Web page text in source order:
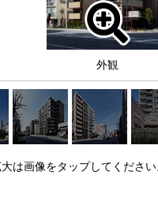
外観
は画像をタップしてください